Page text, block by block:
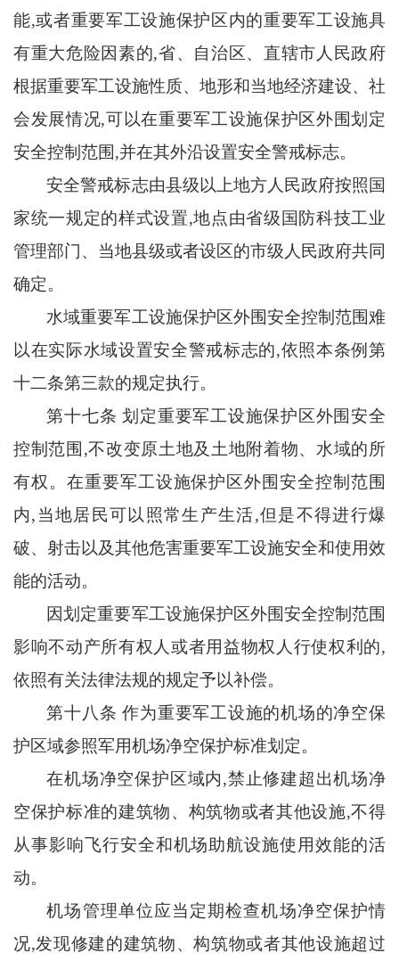
能,或者重要军工设施保护区内的重要军工设施具
有重大危险因素的,省、自治区、直辖市人民政府
根据重要军工设施性质、地形和当地经济建设、社
会发展情况,可以在重要军工设施保护区外围划定
安全控制范围,并在其外沿设置安全警戒标志。
安全警戒标志由县级以上地方人民政府按照国
家统一规定的样式设置,地点由省级国防科技工业
管理部门、当地县级或者设区的市级人民政府共同
确定。
水域重要军工设施保护区外围安全控制范围难
以在实际水域设置安全警戒标志的,依照本条例第
十二条第三款的规定执行。
第十七条 划定重要军工设施保护区外围安全
控制范围 ,不改变原土地及土地附着物、水域的所
有权。在重要军工设施保护区外围安全控制范围
内,当地居民可以照常生产生活,但是不得进行爆
破、射击以及其他危害重要军工设施安全和使用效
能的活动。
因划定重要军工设施保护区外围安全控制范围
影响不动产所有权人或者用益物权人行使权利的,
依照有关法律法规的规定予以补偿。
第十八条 作为重要军工设施的机场的净空保
护区域参照军用机场净空保护标准划定。
在机场净空保护区域内,禁止修建超出机场净
空保护标准的建筑物、构筑物或者其他设施,不得
从事影响飞行安全和机场助航设施使用效能的活
动。
机场管理单位应当定期检查机场净空保护情
况,发现修建的建筑物、构筑物或者其他设施超过